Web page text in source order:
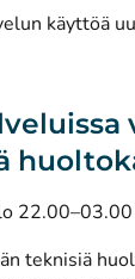
käyttöä
22.00–03.00
teknisiä